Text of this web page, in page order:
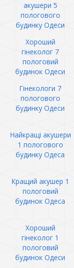
акушери 5
пологового
будинку Одеси
Хороший
гінеколог 7
пологовий
будинок Одеси
Гінекологи 7
пологового
будинку Одеси
Найкращі акушери
1 пологового
будинку Одеса
Кращий акушер 1
пологовий
будинок Одеса
Хороший
гінеколог 1
пологовий
будинок Одеси